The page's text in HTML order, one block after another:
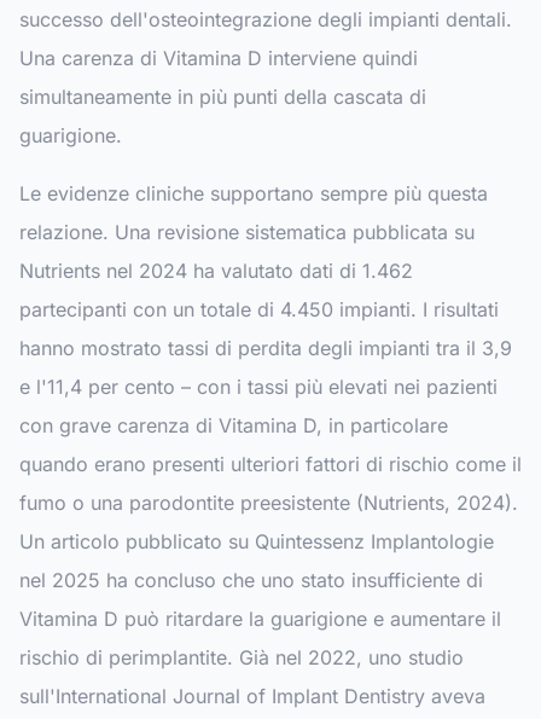
successo dell'osteointegrazione degli impianti dentali.
Una carenza di Vitamina D interviene quindi
simultaneamente in più punti della cascata di
guarigione.
Le evidenze cliniche supportano sempre più questa
relazione. Una revisione sistematica pubblicata su
Nutrients nel 2024 ha valutato dati di 1.462
partecipanti con un totale di 4.450 impianti. I risultati
hanno mostrato tassi di perdita degli impianti tra il 3,9
e l'11,4 per cento – con i tassi più elevati nei pazienti
con grave carenza di Vitamina D, in particolare
quando erano presenti ulteriori fattori di rischio come il
fumo o una parodontite preesistente (Nutrients, 2024).
Un articolo pubblicato su Quintessenz Implantologie
nel 2025 ha concluso che uno stato insufficiente di
Vitamina D può ritardare la guarigione e aumentare il
rischio di perimplantite. Già nel 2022, uno studio
sull'International Journal of Implant Dentistry aveva